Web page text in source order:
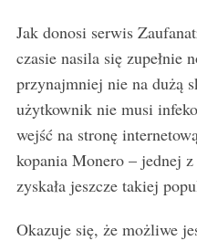
Jak donosi serwis
czasie nasila się zupełnie
przynajmniej nie na dużą
użytkownik nie musi
wejść na stronę
kopania Monero – jednej
zyskała jeszcze takiej
Okazuje się, że możliwe